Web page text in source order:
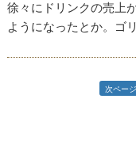
徐々にドリンクの売上
ようになったとか。ゴ
次ページ